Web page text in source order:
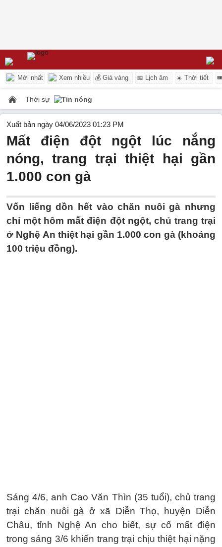
Mới nhất Xem nhiều 💰 Giá vàng 📅 Lịch âm ☀️ Thời tiết
Thời sự Tin nóng
Xuất bản ngày 04/06/2023 01:23 PM
Mất điện đột ngột lúc nắng
nóng, trang trại thiệt hại gần
1.000 con gà
Vốn liếng dồn hết vào chăn nuôi gà nhưng
chỉ một hôm mất điện đột ngột, chủ trang trại
ở Nghệ An thiệt hại gần 1.000 con gà (khoảng
100 triệu đồng).
Sáng 4/6, anh Cao Văn Thìn (35 tuổi), chủ trang
trại chăn nuôi gà ở xã Diễn Thọ, huyện Diễn
Châu, tỉnh Nghệ An cho biết, sự cố mất điện
trong sáng 3/6 khiến trang trại chịu thiệt hại nặng